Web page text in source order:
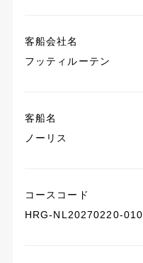
客船会社名
フッティルーテン
客船名
ノーリス
コースコード
HRG-NL20270220-010